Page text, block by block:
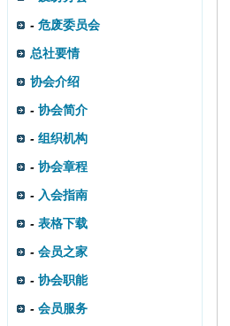
- 危废委员会
总社要情
协会介绍
- 协会简介
- 组织机构
- 协会章程
- 入会指南
- 表格下载
- 会员之家
- 协会职能
- 会员服务